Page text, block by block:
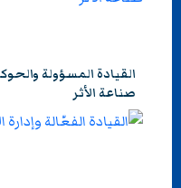
القيادة المسؤولة
صناعة الأثر